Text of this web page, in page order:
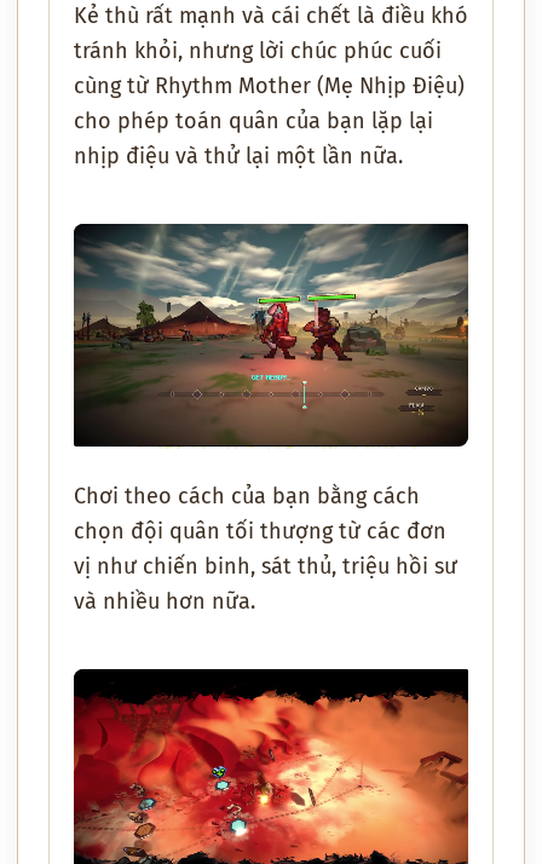
Kẻ thù rất mạnh và cái chết là điều khó
tránh khỏi, nhưng lời chúc phúc cuối
cùng từ Rhythm Mother (Mẹ Nhịp Điệu)
cho phép toán quân của bạn lặp lại
nhịp điệu và thử lại một lần nữa.
Chơi theo cách của bạn bằng cách
chọn đội quân tối thượng từ các đơn
vị như chiến binh, sát thủ, triệu hồi sư
và nhiều hơn nữa.